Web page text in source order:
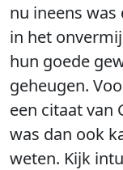
nu ineens
in het
hun goede
geheugen.
een citaat van
was dan ook
weten. Kijk